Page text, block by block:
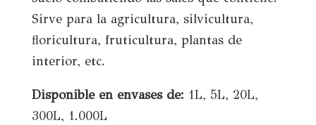
Sirve para la agricultura, silvicultura,
floricultura, fruticultura, plantas de
interior, etc.
Disponible en envases de: 1L, 5L, 20L,
300L, 1.000L